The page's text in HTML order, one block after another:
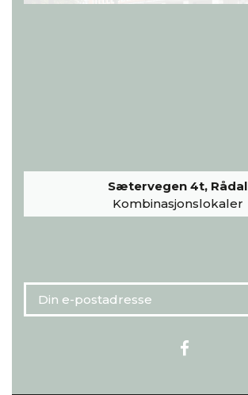
Sætervegen 4t, Rådal
Kombinasjonslokaler